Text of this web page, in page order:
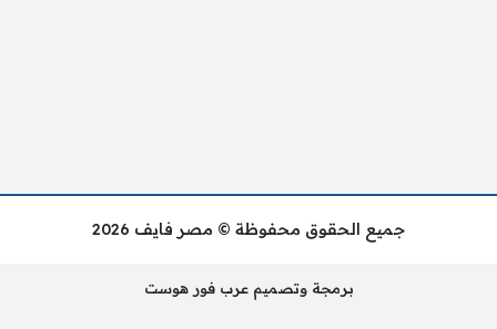
جميع الحقوق محفوظة © مصر فايف 2026
برمجة وتصميم عرب فور هوست